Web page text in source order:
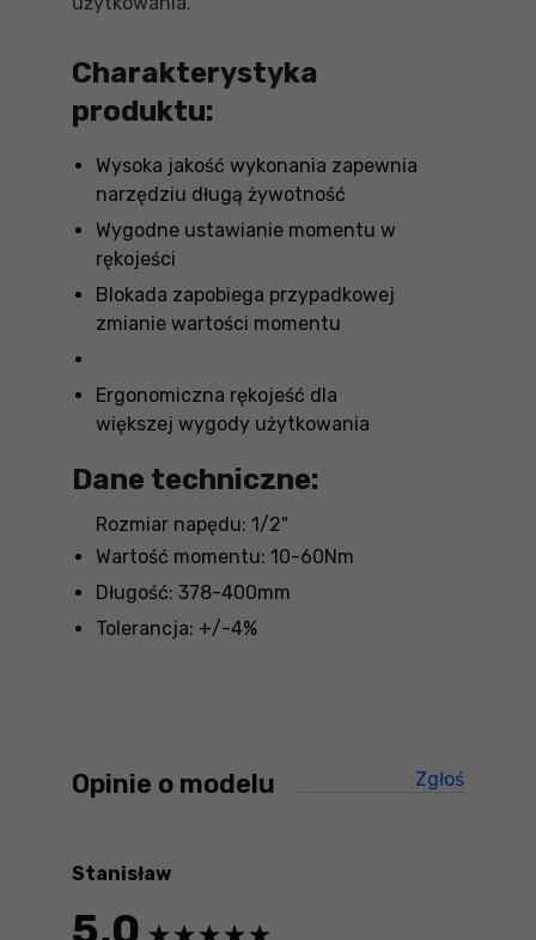
Charakterystyka
produktu:
Wysoka jakość wykonania zapewnia
narzędziu długą żywotność
Wygodne ustawianie momentu w
rękojeści
Blokada zapobiega przypadkowej
zmianie wartości momentu
Ergonomiczna rękojeść dla
większej wygody użytkowania
Dane techniczne:
Rozmiar napędu: 1/2"
Wartość momentu: 10-60Nm
Długość: 378-400mm
Tolerancja: +/-4%
Opinie o modelu
Zgłoś
Stanisław